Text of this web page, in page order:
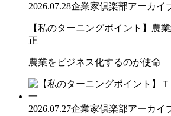
2026.07.28企業家倶楽部アーカイ
【私のターニングポイント】農
正
農業をビジネス化するのが使命
2026.07.27企業家倶楽部アーカイ